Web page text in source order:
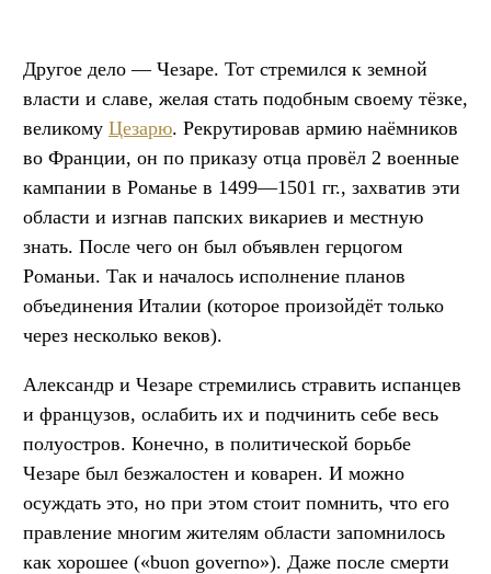
Другое дело — Чезаре. Тот стремился к земной
власти и славе, желая стать подобным своему тёзке,
великому Цезарю. Рекрутировав армию наёмников
во Франции, он по приказу отца провёл 2 военные
кампании в Романье в 1499—1501 гг., захватив эти
области и изгнав папских викариев и местную
знать. После чего он был объявлен герцогом
Романьи. Так и началось исполнение планов
объединения Италии (которое произойдёт только
через несколько веков).
Александр и Чезаре стремились стравить испанцев
и французов, ослабить их и подчинить себе весь
полуостров. Конечно, в политической борьбе
Чезаре был безжалостен и коварен. И можно
осуждать это, но при этом стоит помнить, что его
правление многим жителям области запомнилось
как хорошее («buon governo»). Даже после смерти